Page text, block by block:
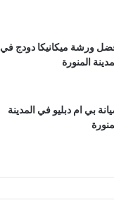
ورشة ميكانيكا دودج في
المنورة
بي ام دبليو في المدينة